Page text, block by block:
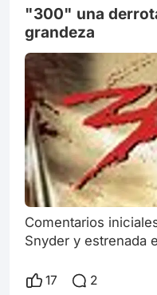
Kathryn ha
otro enfoque al cine
"300" una
grandeza
Comentarios
Snyder y estrenada
Miller y Lynn Varley,
17 2